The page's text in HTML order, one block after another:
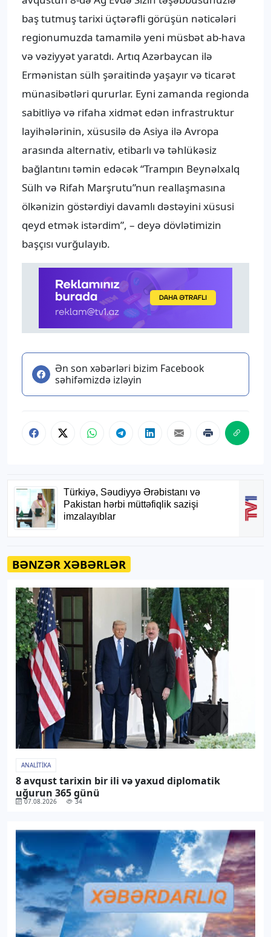
baş tutmuş tarixi üçtərəfli görüşün nəticələri
regionumuzda tamamilə yeni müsbət ab-hava
və vəziyyət yaratdı. Artıq Azərbaycan ilə
Ermənistan sülh şəraitində yaşayır və ticarət
münasibətləri qururlar. Eyni zamanda regionda
sabitliyə və rifaha xidmət edən infrastruktur
layihələrinin, xüsusilə də Asiya ilə Avropa
arasında alternativ, etibarlı və təhlükəsiz
bağlantını təmin edəcək “Trampın Beynəlxalq
Sülh və Rifah Marşrutu”nun reallaşmasına
ölkənizin göstərdiyi davamlı dəstəyini xüsusi
qeyd etmək istərdim”, – deyə dövlətimizin
başçısı vurğulayıb.
Ən son xəbərləri bizim Facebook
səhifəmizdə izləyin
BƏNZƏR XƏBƏRLƏR
ANALITIKA
8 avqust tarixin bir ili və yaxud diplomatik
uğurun 365 günü
07.08.2026 34